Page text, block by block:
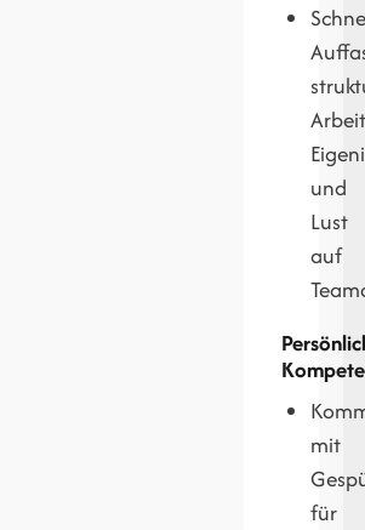
und
Lust
auf
mit
für